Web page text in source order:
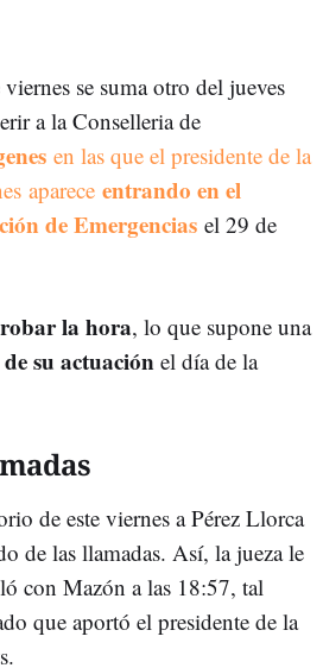
se suma otro del jueves
a la Conselleria de
en las que el presidente de la
aparece entrando en el
de Emergencias el 29 de
la hora, lo que supone una
su actuación el día de la
de este viernes a Pérez Llorca
de las llamadas. Así, la jueza le
con Mazón a las 18:57, tal
que aportó el presidente de la